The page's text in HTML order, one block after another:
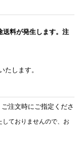
料が発生します。注
たします。
注文時にご指定くださ
ておりませんので、お